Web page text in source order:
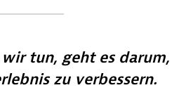
tun, geht es darum,
zu verbessern.